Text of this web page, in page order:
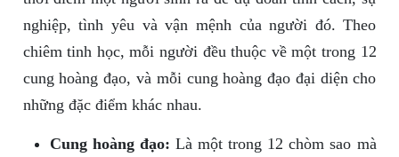
nghiệp, tình yêu và vận mệnh của người đó. Theo
chiêm tinh học, mỗi người đều thuộc về một trong 12
cung hoàng đạo, và mỗi cung hoàng đạo đại diện cho
những đặc điểm khác nhau.
Cung hoàng đạo: Là một trong 12 chòm sao mà